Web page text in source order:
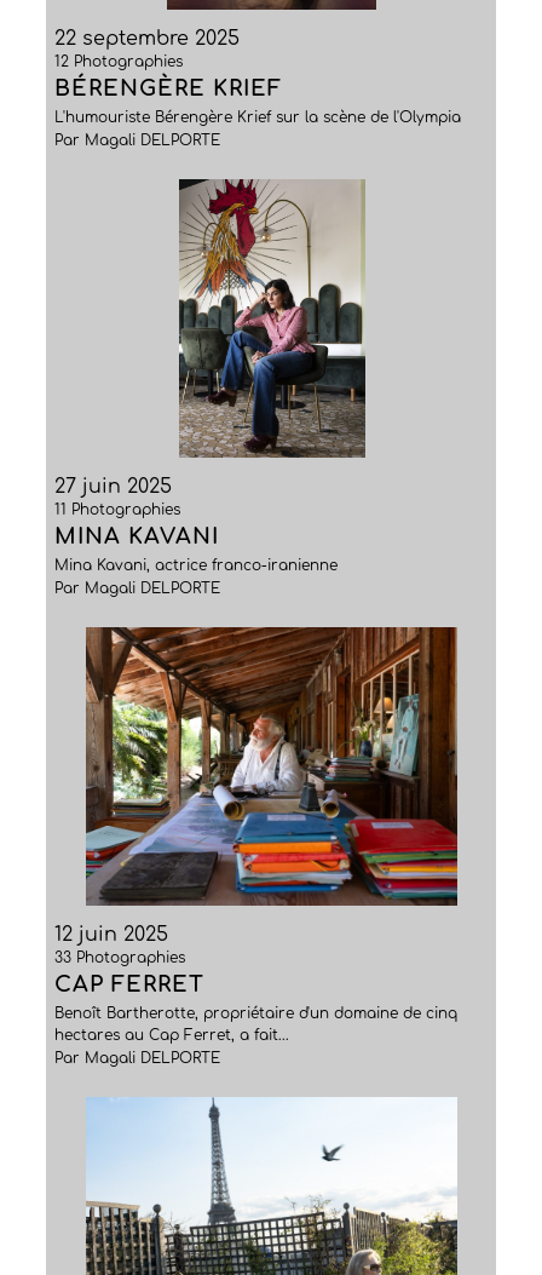
22 septembre 2025
12 Photographies
BÉRENGÈRE KRIEF
L'humouriste Bérengère Krief sur la scène de l'Olympia
Par Magali DELPORTE
27 juin 2025
11 Photographies
MINA KAVANI
Mina Kavani, actrice franco-iranienne
Par Magali DELPORTE
12 juin 2025
33 Photographies
CAP FERRET
Benoît Bartherotte, propriétaire d'un domaine de cinq
hectares au Cap Ferret, a fait...
Par Magali DELPORTE